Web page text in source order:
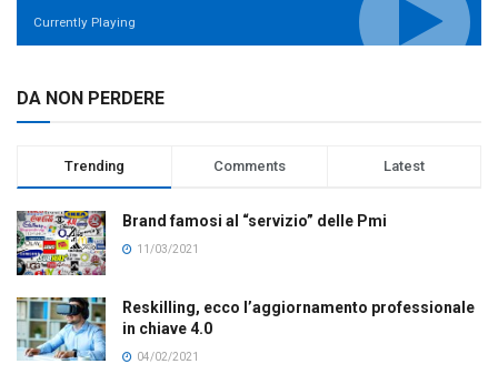
Currently Playing
DA NON PERDERE
Trending Comments Latest
Brand famosi al “servizio” delle Pmi
11/03/2021
Reskilling, ecco l’aggiornamento professionale
in chiave 4.0
04/02/2021